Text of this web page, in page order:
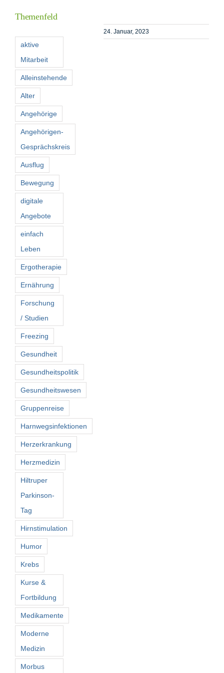
Förderer
24. Januar, 2023
Themenfeld
aktive
Mitarbeit
Alleinstehende
Alter
Angehörige
Angehörigen-
Gesprächskreis
Ausflug
Bewegung
digitale
Angebote
einfach
Leben
Ergotherapie
Ernährung
Forschung
/ Studien
Freezing
Gesundheit
Gesundheitspolitik
Gesundheitswesen
Gruppenreise
Harnwegsinfektionen
Herzerkrankung
Herzmedizin
Hiltruper
Parkinson-
Tag
Hirnstimulation
Humor
Krebs
Kurse &
Fortbildung
Medikamente
Moderne
Medizin
Morbus